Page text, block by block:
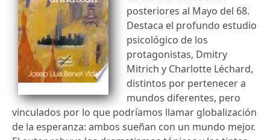
posteriores al Mayo del 68.
Destaca el profundo estudio
psicológico de los
protagonistas, Dmitry
Mitrich y Charlotte Léchard,
distintos por pertenecer a
mundos diferentes, pero
vinculados por lo que podríamos llamar globalización
de la esperanza: ambos sueñan con un mundo mejor.